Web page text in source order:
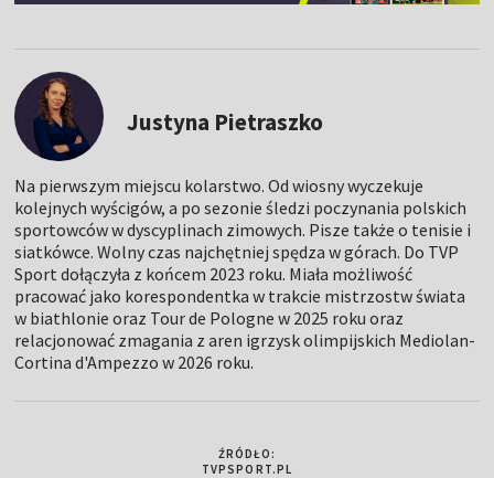
Justyna Pietraszko
Na pierwszym miejscu kolarstwo. Od wiosny wyczekuje
kolejnych wyścigów, a po sezonie śledzi poczynania polskich
sportowców w dyscyplinach zimowych. Pisze także o tenisie i
siatkówce. Wolny czas najchętniej spędza w górach. Do TVP
Sport dołączyła z końcem 2023 roku. Miała możliwość
pracować jako korespondentka w trakcie mistrzostw świata
w biathlonie oraz Tour de Pologne w 2025 roku oraz
relacjonować zmagania z aren igrzysk olimpijskich Mediolan-
Cortina d'Ampezzo w 2026 roku.
ŹRÓDŁO:
TVPSPORT.PL